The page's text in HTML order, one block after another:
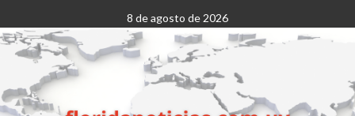
al
contenido
8 de agosto de 2026